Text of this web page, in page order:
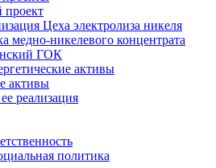
Цеха электролиза никеля
медно-никелевого концентрата
ГОК
активы
активы
реализация
политика